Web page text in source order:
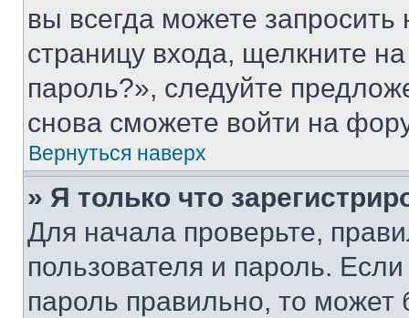
вы всегда можете
страницу входа, щелкните
пароль?», следуйте
снова сможете войти на
Вернуться наверх
» Я только что
Для начала проверьте,
пользователя и пароль.
пароль правильно, то может